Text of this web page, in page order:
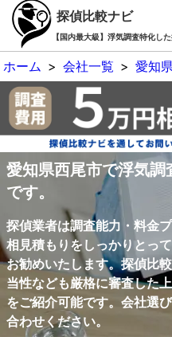
探偵比較ナビ
【国内最大級】浮気調査特化し
ホーム > 会社一覧 > 愛知
愛知県西尾市で浮気
です。
探偵業者は調査能力・料金
相見積もりをしっかりとっ
お勧めいたします。探偵比
当性なども厳格に審査した
をご紹介可能です。会社選
合わせください。